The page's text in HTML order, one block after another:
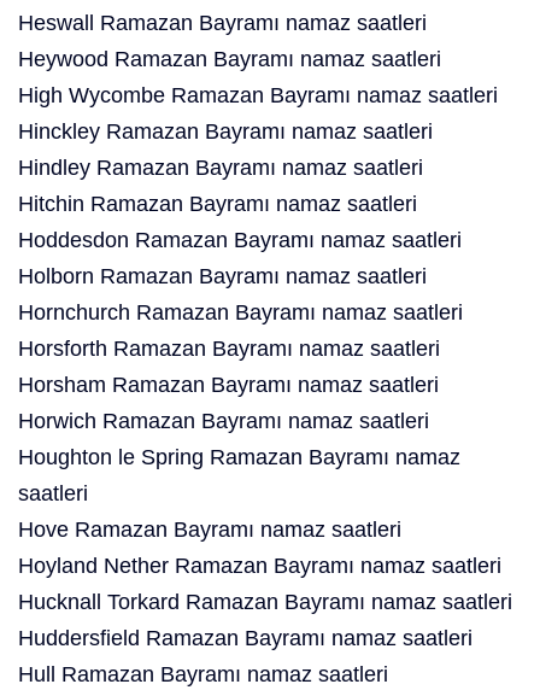
Heswall Ramazan Bayramı namaz saatleri
Heywood Ramazan Bayramı namaz saatleri
High Wycombe Ramazan Bayramı namaz saatleri
Hinckley Ramazan Bayramı namaz saatleri
Hindley Ramazan Bayramı namaz saatleri
Hitchin Ramazan Bayramı namaz saatleri
Hoddesdon Ramazan Bayramı namaz saatleri
Holborn Ramazan Bayramı namaz saatleri
Hornchurch Ramazan Bayramı namaz saatleri
Horsforth Ramazan Bayramı namaz saatleri
Horsham Ramazan Bayramı namaz saatleri
Horwich Ramazan Bayramı namaz saatleri
Houghton le Spring Ramazan Bayramı namaz
saatleri
Hove Ramazan Bayramı namaz saatleri
Hoyland Nether Ramazan Bayramı namaz saatleri
Hucknall Torkard Ramazan Bayramı namaz saatleri
Huddersfield Ramazan Bayramı namaz saatleri
Hull Ramazan Bayramı namaz saatleri